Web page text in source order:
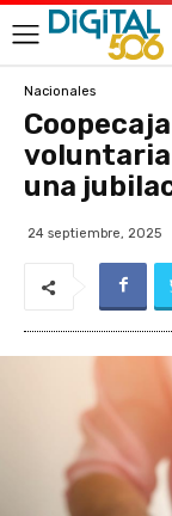
Nacionales
una
24 septiembre, 2025